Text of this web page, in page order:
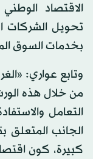
الاقتصاد
تحويل الشركات
بخدمات السوق
وتابع عواري:
من خلال هذه
التعامل
الجانب المتعلق
كبيرة، كون